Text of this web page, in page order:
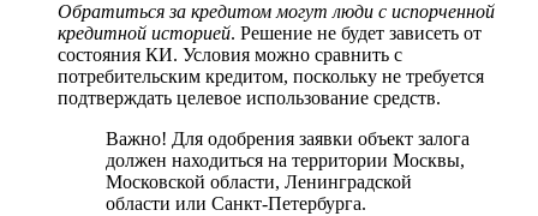
Обратиться за кредитом могут люди с испорченной
кредитной историей. Решение не будет зависеть от
состояния КИ. Условия можно сравнить с
потребительским кредитом, поскольку не требуется
подтверждать целевое использование средств.
Важно! Для одобрения заявки объект залога
должен находиться на территории Москвы,
Московской области, Ленинградской
области или Санкт-Петербурга.